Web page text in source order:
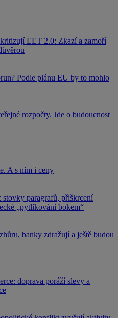
EET 2.0: Zkazí a zamoří
Podle plánu EU by to mohlo
rozpočty. Jde o budoucnost
A s ním i ceny
stovky paragrafů, přiškrcení
„pytlíkování bokem“
banky zdražují a ještě budou
doprava poráží slevy a